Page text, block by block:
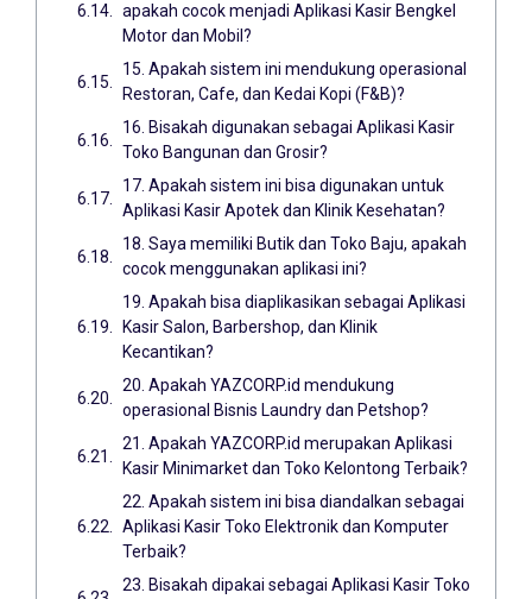
apakah cocok menjadi Aplikasi Kasir Bengkel
Motor dan Mobil?
15. Apakah sistem ini mendukung operasional
Restoran, Cafe, dan Kedai Kopi (F&B)?
16. Bisakah digunakan sebagai Aplikasi Kasir
Toko Bangunan dan Grosir?
17. Apakah sistem ini bisa digunakan untuk
Aplikasi Kasir Apotek dan Klinik Kesehatan?
18. Saya memiliki Butik dan Toko Baju, apakah
cocok menggunakan aplikasi ini?
19. Apakah bisa diaplikasikan sebagai Aplikasi
Kasir Salon, Barbershop, dan Klinik
Kecantikan?
20. Apakah YAZCORP.id mendukung
operasional Bisnis Laundry dan Petshop?
21. Apakah YAZCORP.id merupakan Aplikasi
Kasir Minimarket dan Toko Kelontong Terbaik?
22. Apakah sistem ini bisa diandalkan sebagai
Aplikasi Kasir Toko Elektronik dan Komputer
Terbaik?
23. Bisakah dipakai sebagai Aplikasi Kasir Toko